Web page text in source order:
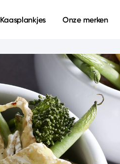
Kaasplankjes Onze merken